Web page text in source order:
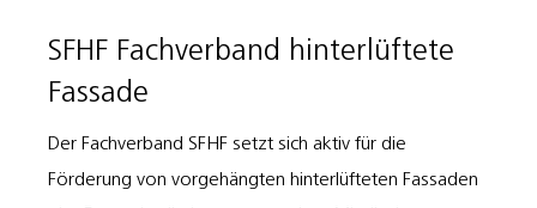
SFHF Fachverband hinterlüftete
Fassade
Der Fachverband SFHF setzt sich aktiv für die
Förderung von vorgehängten hinterlüfteten Fassaden